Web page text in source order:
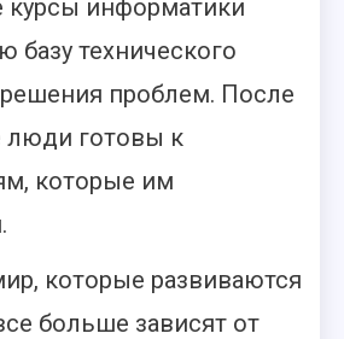
курсы информатики
базу технического
проблем. После
готовы к
которые им
которые развиваются
больше зависят от